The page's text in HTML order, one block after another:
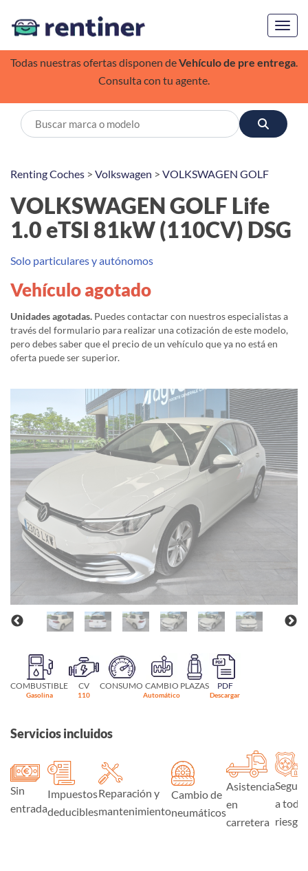
Todas nuestras ofertas disponen deVehículo de pre entrega.
Consulta con tu agente.
Renting Coches > Volkswagen > VOLKSWAGEN GOLF
VOLKSWAGEN GOLF Life
1.0 eTSI 81kW (110CV) DSG
Solo particulares y autónomos
Vehículo agotado
Unidades agotadas. Puedes contactar con nuestros especialistas a
través del formulario para realizar una cotización de este modelo,
pero debes saber que el precio de un vehículo que ya no está en
oferta puede ser superior.
COMBUSTIBLE
Gasolina
CV
110
CONSUMO CAMBIO
Automático
PLAZAS PDF
Descargar
Servicios incluidos
Sin
entrada
Impuestos
deducibles
Reparación y
mantenimiento
Cambio de
neumáticos
Asistencia
en
carretera
Seguro
a todo
riesgo